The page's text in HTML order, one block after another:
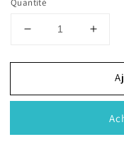
Réduire
quantité
Surchemise